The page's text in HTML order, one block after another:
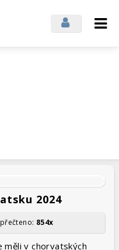
2024
přečteno: 854x
měli v chorvatských